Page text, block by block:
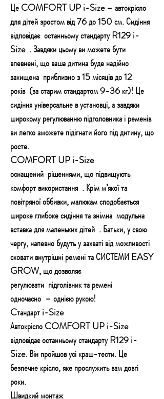
Це COMFORT UP i-Size – автокрісло
для дітей зростом від 76 до 150 см. Сидіння
відповідає останньому стандарту R129 i-
Size. Завдяки цьому ви можете бути
впевнені, що ваша дитина буде надійно
захищена приблизно з 15 місяців до 12
років(за старим стандартом 9-36 кг)! Це
сидіння універсальне в установці, а завдяки
широкому регулюванню підголовника і ременів
ви легко зможете підігнати його під дитину, що
росте.
COMFORT UP i-Size
оснащений рішеннями, що підвищують
комфорт використання . Крім м’якої та
повітряної оббивки, малюкам сподобається
широке глибоке сидіння та знімна модульна
вставка для маленьких дітей . Батьки, у свою
чергу, напевно будуть у захваті від можливості
сховати внутрішні ремені та СИСТЕМИ EASY
GROW, що дозволяє
регулювати підголівник та ремені
одночасно – однією рукою!
Cтандарт i-Size
Автокрісло COMFORT UP i-Size
відповідає останньому стандарту R129 i-
Size. Він пройшов усі краш-тести. Це
безпечне крісло, яке прослужить вам довгі
роки.
Швидкий монтаж